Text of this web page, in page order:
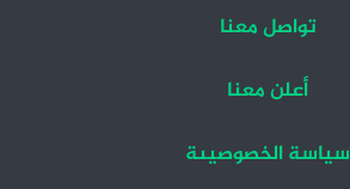
تواصل معنا
أعلن معنا
سياسة الخصوصيىة